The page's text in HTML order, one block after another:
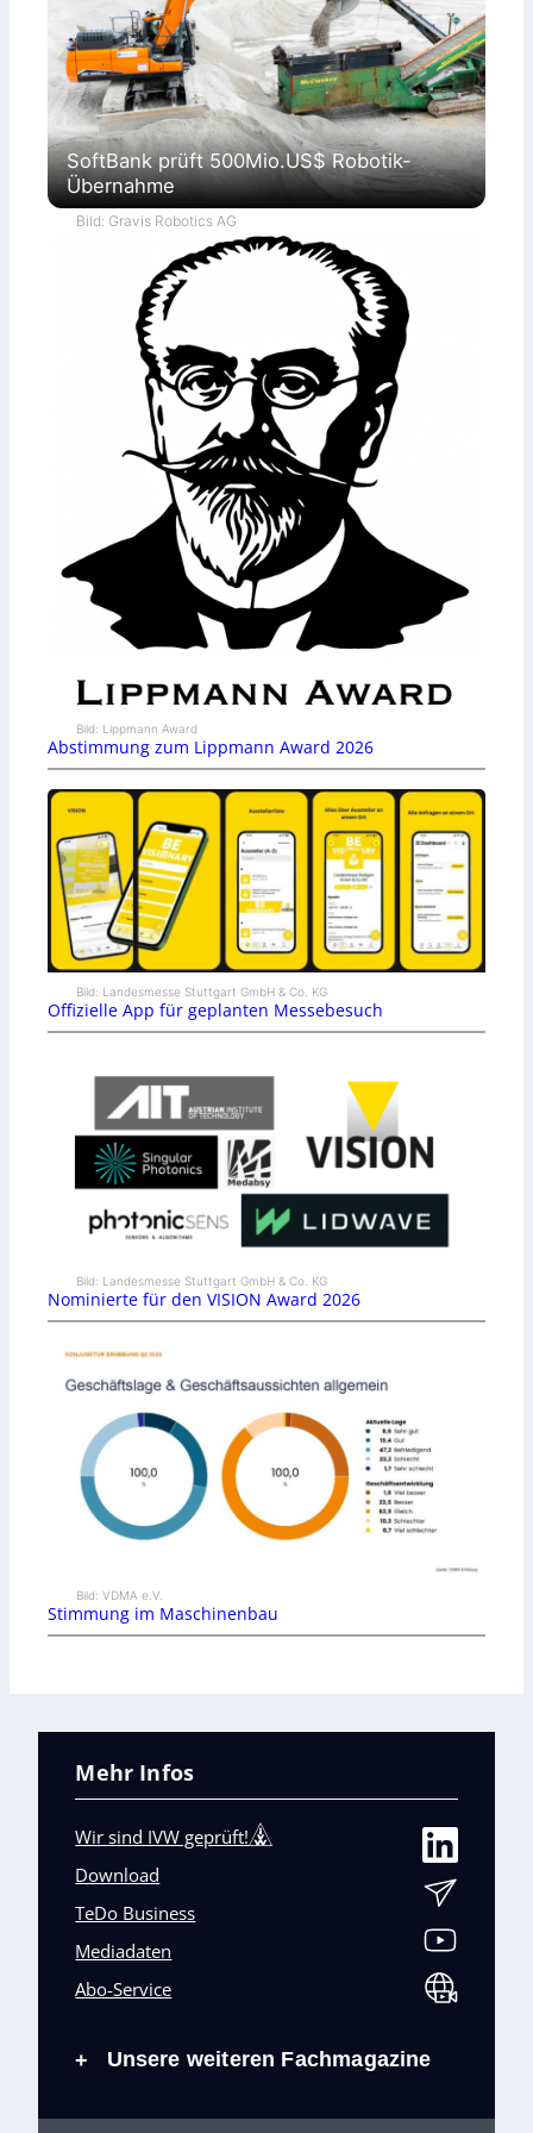
SoftBank prüft 500Mio.US$ Robotik-
Übernahme
Bild: Gravis Robotics AG
Bild: Lippmann Award
Abstimmung zum Lippmann Award 2026
Bild: Landesmesse Stuttgart GmbH & Co. KG
Offizielle App für geplanten Messebesuch
Bild: Landesmesse Stuttgart GmbH & Co. KG
Nominierte für den VISION Award 2026
Bild: VDMA e.V.
Stimmung im Maschinenbau
Mehr Infos
Wir sind IVW geprüft!
Download
TeDo Business
Mediadaten
Abo-Service
+ Unsere weiteren Fachmagazine